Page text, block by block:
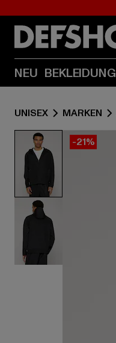
NEU BEKLEIDUNG
UNISEX MARKEN
-21%